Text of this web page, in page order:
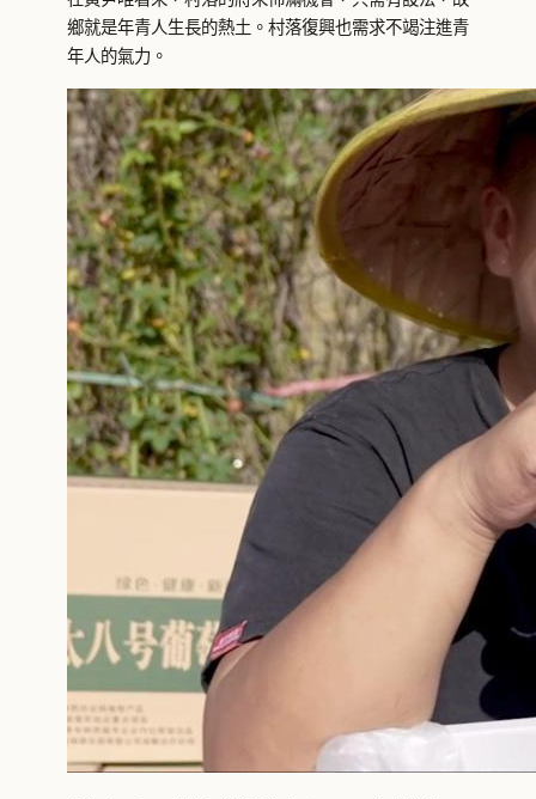
鄉就是年青人生長的熱土。村落復興也需求不竭注進青
年人的氣力。